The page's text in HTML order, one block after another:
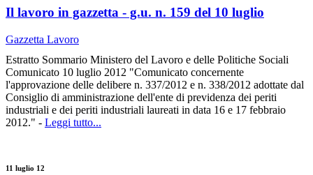
Il lavoro in gazzetta - g.u. n. 159 del 10 luglio
Gazzetta Lavoro
Estratto Sommario Ministero del Lavoro e delle Politiche Sociali
Comunicato 10 luglio 2012 "Comunicato concernente
l'approvazione delle delibere n. 337/2012 e n. 338/2012 adottate dal
Consiglio di amministrazione dell'ente di previdenza dei periti
industriali e dei periti industriali laureati in data 16 e 17 febbraio
2012." - Leggi tutto...
11 luglio 12